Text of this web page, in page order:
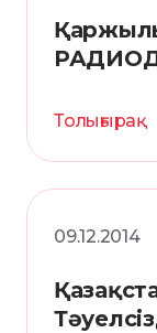
Толығырақ
09.12.2014